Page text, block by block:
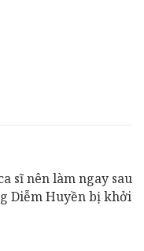
sĩ nên làm ngay sau
Diễm Huyền bị khởi